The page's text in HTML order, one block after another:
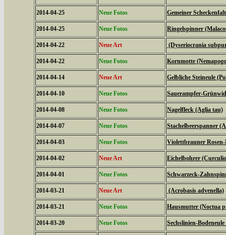
2014-04-25 Neue Fotos Gemeiner
2014-04-25 Neue Fotos Ringelspinner
2014-04-22 Neue Art (Dyseriocrania
2014-04-22 Neue Fotos Kornmotte
2014-04-14 Neue Art Gelbliche Steineule
2014-04-10 Neue Fotos Sauerampfer-
2014-04-08 Neue Fotos Nagelfleck (Aglia tau)
2014-04-07 Neue Fotos Stachelbeerspanner
2014-04-03 Neue Fotos Violettbrauner
2014-04-02 Neue Art Eichelbohrer
2014-04-01 Neue Fotos Schwarzeck-
2014-03-21 Neue Art (Acrobasis advenella)
2014-03-21 Neue Fotos Hausmutter (Noctua
2014-03-20 Neue Fotos Sechslinien-